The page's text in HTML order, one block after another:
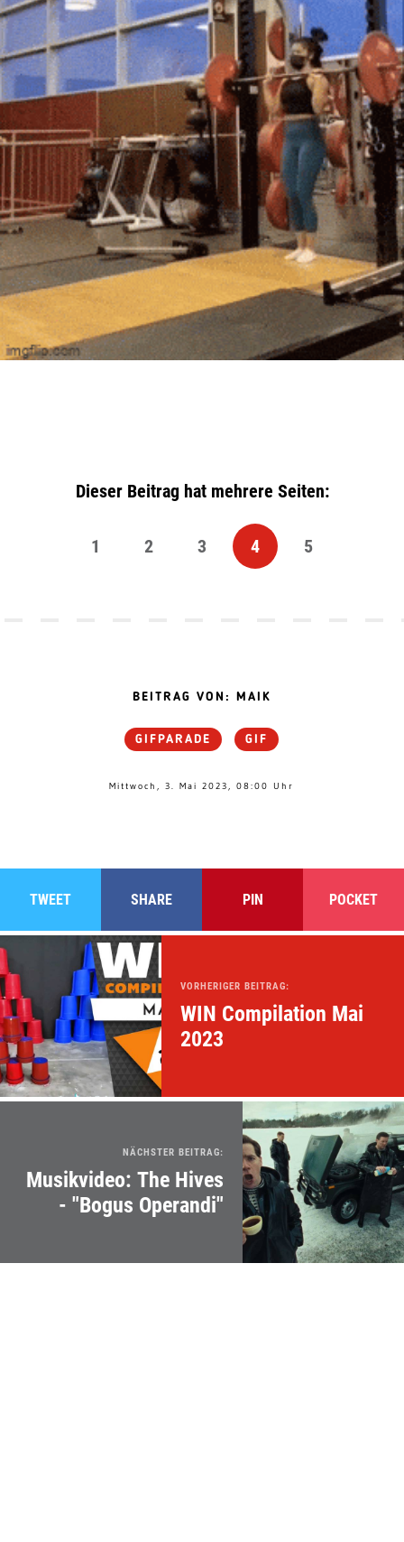
Dieser Beitrag hat mehrere Seiten:
1 2 3 4 5
BEITRAG VON: MAIK
GIFPARADE GIF
Mittwoch, 3. Mai 2023, 08:00 Uhr
TWEET SHARE PIN POCKET
VORHERIGER BEITRAG:
WIN Compilation Mai
2023
NÄCHSTER BEITRAG:
Musikvideo: The Hives
- "Bogus Operandi"